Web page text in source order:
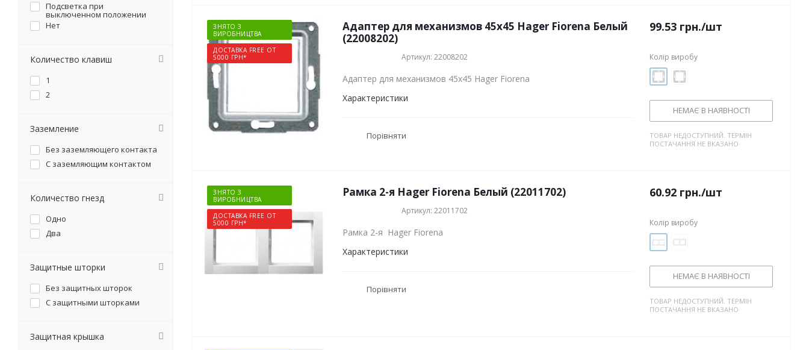
ЗНЯТО З
ВИРОБНИЦТВА
ДОСТАВКА FREE ОТ
5000 ГРН*
Адаптер для механизмов 45х45 Hager Fiorena Белый
(22008202)
Артикул: 22008202
Адаптер для механизмов 45х45 Hager Fiorena
Характеристики
Порівняти
99.53 грн./шт
Колір виробу
НЕМАЄ В НАЯВНОСТІ
ТОВАР НЕДОСТУПНИЙ. ТЕРМІН
ПОСТАЧАННЯ НЕ ВКАЗАНО
ЗНЯТО З
ВИРОБНИЦТВА
ДОСТАВКА FREE ОТ
5000 ГРН*
Рамка 2-я Hager Fiorena Белый (22011702)
Артикул: 22011702
Рамка 2-я Hager Fiorena
Характеристики
Порівняти
60.92 грн./шт
Колір виробу
НЕМАЄ В НАЯВНОСТІ
ТОВАР НЕДОСТУПНИЙ. ТЕРМІН
ПОСТАЧАННЯ НЕ ВКАЗАНО
Подсветка при
выключенном положении
Нет
Количество клавиш
1
2
Заземление
Без заземляющего контакта
С заземляющим контактом
Количество гнезд
Одно
Два
Защитные шторки
Без защитных шторок
С защитными шторками
Защитная крышка